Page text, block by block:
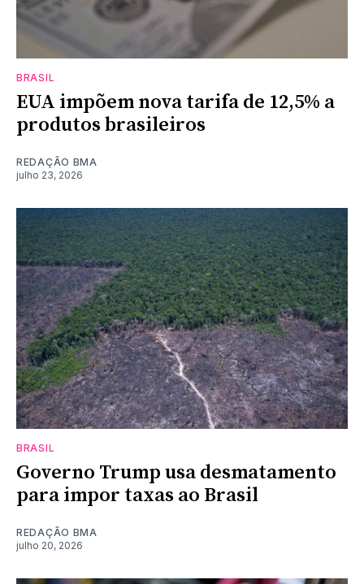
BRASIL
EUA impõem nova tarifa de 12,5% a
produtos brasileiros
REDAÇÃO BMA
julho 23, 2026
BRASIL
Governo Trump usa desmatamento
para impor taxas ao Brasil
REDAÇÃO BMA
julho 20, 2026